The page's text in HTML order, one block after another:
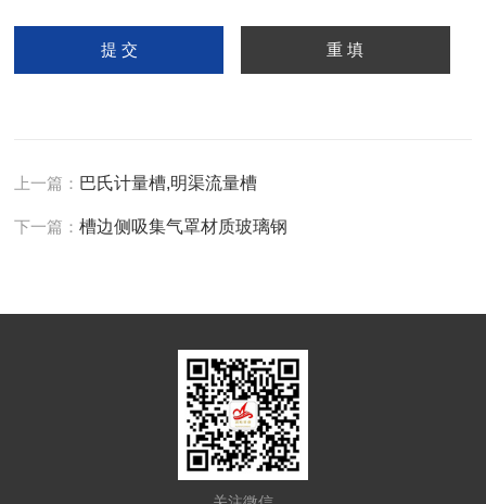
上一篇： 巴氏计量槽,明渠流量槽
下一篇：槽边侧吸集气罩材质玻璃钢